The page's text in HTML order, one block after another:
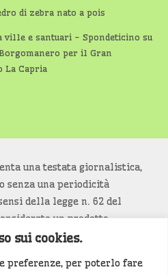
sui cookies.
preferenze, per poterlo fare
di zebra nato a pois
ville e santuari - Spondeticino su
per il Gran
La Capria
una testata giornalistica,
senza una periodicità
della legge n. 62 del
un prodotto
copyright e diritti